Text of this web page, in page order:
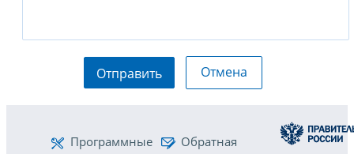
Отправить Отмена
Программные
Обратная